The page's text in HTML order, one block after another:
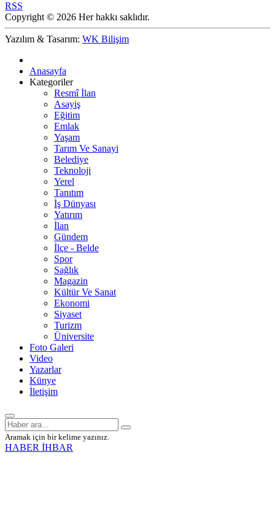
RSS
Copyright © 2026 Her hakkı saklıdır.
Yazılım & Tasarım: WK Bilişim
Anasayfa
Kategoriler
Resmî İlan
Asayiş
Eğitim
Emlak
Yaşam
Tarım Ve Sanayi
Belediye
Teknoloji
Yerel
Tanıtım
İş Dünyası
Yatırım
İlan
Gündem
İlçe - Belde
Spor
Sağlık
Magazin
Kültür Ve Sanat
Ekonomi
Siyaset
Turizm
Üniversite
Foto Galeri
Video
Yazarlar
Künye
İletişim
Aramak için bir kelime yazınız.
HABER İHBAR